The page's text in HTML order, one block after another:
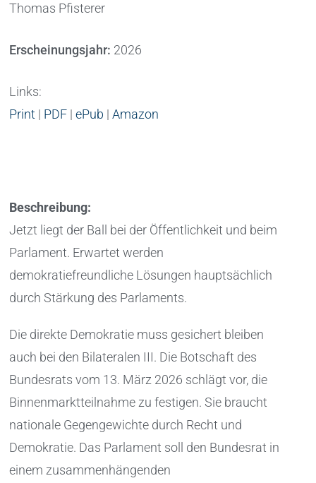
Thomas Pfisterer
Erscheinungsjahr: 2026
Links:
Print | PDF |ePub |Amazon
Beschreibung:
Jetzt liegt der Ball bei der Öffentlichkeit und beim
Parlament. Erwartet werden
demokratiefreundliche Lösungen hauptsächlich
durch Stärkung des Parlaments.
Die direkte Demokratie muss gesichert bleiben
auch bei den Bilateralen III. Die Botschaft des
Bundesrats vom 13. März 2026 schlägt vor, die
Binnenmarktteilnahme zu festigen. Sie braucht
nationale Gegengewichte durch Recht und
Demokratie. Das Parlament soll den Bundesrat in
einem zusammenhängenden